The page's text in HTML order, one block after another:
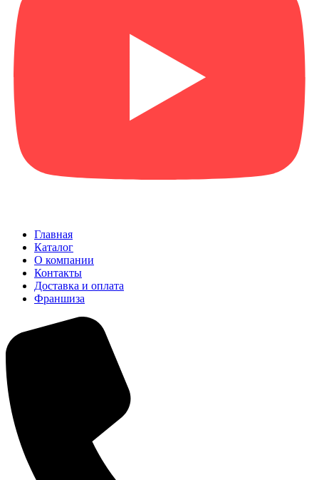
Главная
Каталог
О компании
Контакты
Доставка и оплата
Франшиза